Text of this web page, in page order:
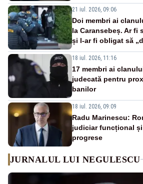
21 iul. 2026, 09:06
Doi membri ai
la Caransebeș. Ar fi
și l-ar fi obligat să
18 iul. 2026, 11:16
17 membri ai
judecată pentru
banilor
18 iul. 2026, 09:09
Radu Marinescu:
judiciar funcțional
progrese
JURNALUL LUI NEGULESCU